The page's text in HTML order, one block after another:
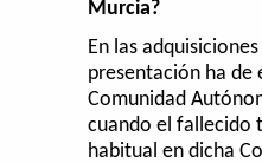
Murcia?
En las
presentación ha de
Comunidad
cuando el fallecido
habitual en dicha